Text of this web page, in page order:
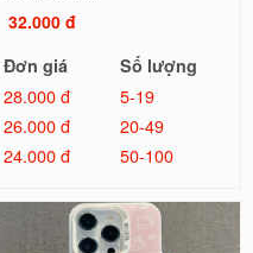
32.000 đ
Đơn giá
Số lượng
28.000 đ
5-19
26.000 đ
20-49
24.000 đ
50-100